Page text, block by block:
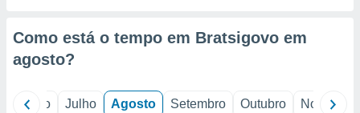
e
de
Como está o tempo em Bratsigovo em
agosto?
Junho Julho Agosto Setembro Outubro Novembro